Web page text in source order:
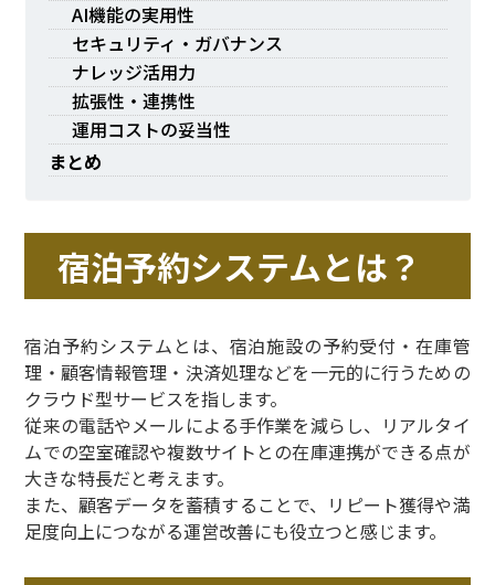
AI機能の実用性
セキュリティ・ガバナンス
ナレッジ活用力
拡張性・連携性
運用コストの妥当性
まとめ
宿泊予約システムとは？
宿泊予約システムとは、宿泊施設の予約受付・在庫管
理・顧客情報管理・決済処理などを一元的に行うための
クラウド型サービスを指します。
従来の電話やメールによる手作業を減らし、リアルタイ
ムでの空室確認や複数サイトとの在庫連携ができる点が
大きな特長だと考えます。
また、顧客データを蓄積することで、リピート獲得や満
足度向上につながる運営改善にも役立つと感じます。